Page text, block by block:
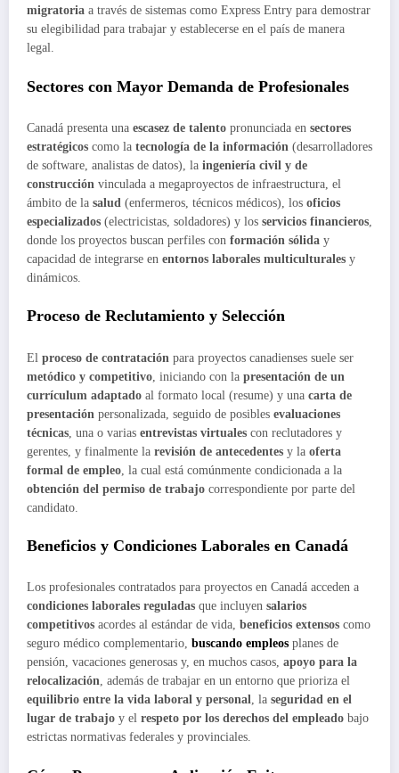
migratoria a través de sistemas como Express Entry para demostrar
su elegibilidad para trabajar y establecerse en el país de manera
legal.
Sectores con Mayor Demanda de Profesionales
Canadá presenta una escasez de talento pronunciada en sectores
estratégicos como la tecnología de la información (desarrolladores
de software, analistas de datos), la ingeniería civil y de
construcción vinculada a megaproyectos de infraestructura, el
ámbito de la salud (enfermeros, técnicos médicos), los oficios
especializados (electricistas, soldadores) y los servicios financieros,
donde los proyectos buscan perfiles con formación sólida y
capacidad de integrarse en entornos laborales multiculturales y
dinámicos.
Proceso de Reclutamiento y Selección
El proceso de contratación para proyectos canadienses suele ser
metódico y competitivo , iniciando con la presentación de un
currículum adaptado al formato local (resume) y una carta de
presentación personalizada, seguido de posibles evaluaciones
técnicas , una o varias entrevistas virtuales con reclutadores y
gerentes, y finalmente la revisión de antecedentes y la oferta
formal de empleo , la cual está comúnmente condicionada a la
obtención del permiso de trabajo correspondiente por parte del
candidato.
Beneficios y Condiciones Laborales en Canadá
Los profesionales contratados para proyectos en Canadá acceden a
condiciones laborales reguladas que incluyen salarios
competitivos acordes al estándar de vida, beneficios extensos como
seguro médico complementario, buscando empleos planes de
pensión, vacaciones generosas y, en muchos casos, apoyo para la
relocalización, además de trabajar en un entorno que prioriza el
equilibrio entre la vida laboral y personal, la seguridad en el
lugar de trabajo y el respeto por los derechos del empleado bajo
estrictas normativas federales y provinciales.